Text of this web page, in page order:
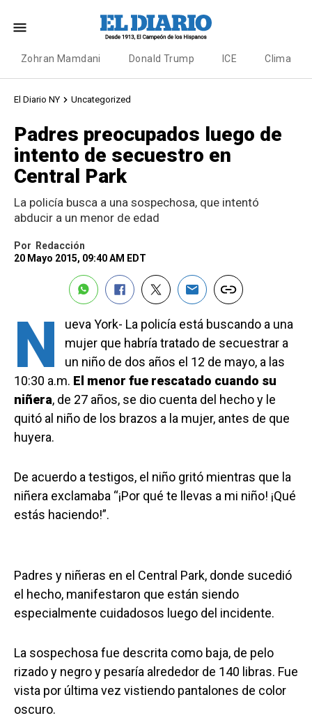
Zohran Mamdani Donald Trump ICE Clima
El Diario NY Uncategorized
Padres preocupados luego de
intento de secuestro en
Central Park
La policía busca a una sospechosa, que intentó
abducir a un menor de edad
Por
Redacción
20 Mayo 2015, 09:40 AM EDT
N
ueva York- La policía está buscando a una
mujer que habría tratado de secuestrar a
un niño de dos años el 12 de mayo, a las
10:30 a.m. El menor fue rescatado cuando su
niñera, de 27 años, se dio cuenta del hecho y le
quitó al niño de los brazos a la mujer, antes de que
huyera.
De acuerdo a testigos, el niño gritó mientras que la
niñera exclamaba “¡Por qué te llevas a mi niño! ¡Qué
estás haciendo!”.
Padres y niñeras en el Central Park, donde sucedió
el hecho, manifestaron que están siendo
especialmente cuidadosos luego del incidente.
La sospechosa fue descrita como baja, de pelo
rizado y negro y pesaría alrededor de 140 libras. Fue
vista por última vez vistiendo pantalones de color
oscuro.